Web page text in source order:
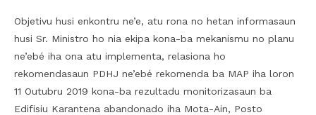
Objetivu husi enkontru ne’e, atu rona no hetan informasaun
husi Sr. Ministro ho nia ekipa kona-ba mekanismu no planu
ne’ebé iha ona atu implementa, relasiona ho
rekomendasaun PDHJ ne’ebé rekomenda ba MAP iha loron
11 Outubru 2019 kona-ba rezultadu monitorizasaun ba
Edifisiu Karantena abandonado iha Mota-Ain, Posto